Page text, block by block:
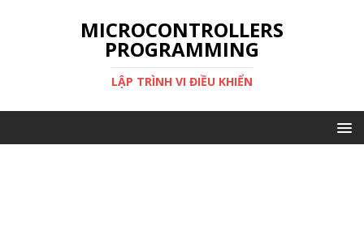
MICROCONTROLLERS
PROGRAMMING
LẬP TRÌNH VI ĐIỀU KHIỂN